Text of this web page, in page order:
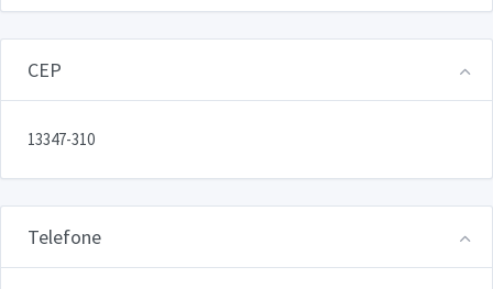
CEP
13347-310
Telefone